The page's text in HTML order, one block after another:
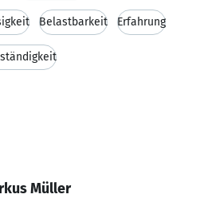
Belastbarkeit Erfahrung
Müller